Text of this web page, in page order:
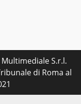
S.r.l.
di Roma al